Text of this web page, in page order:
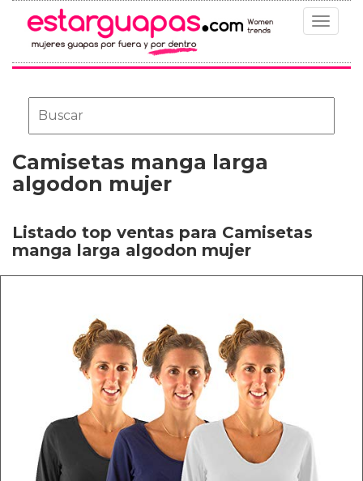
Toggle
Camisetas manga larga
algodon mujer
Listado top ventas para Camisetas
manga larga algodon mujer